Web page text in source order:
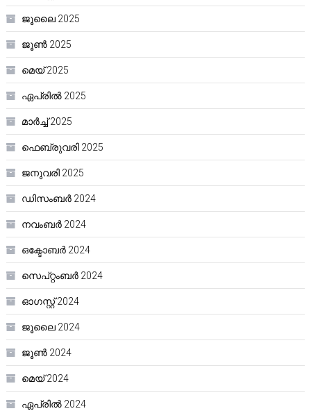
ജൂലൈ 2025
ജൂൺ 2025
മെയ്‌ 2025
ഏപ്രിൽ 2025
മാർച്ച്‌ 2025
ഫെബ്രുവരി 2025
ജനുവരി 2025
ഡിസംബർ 2024
നവംബർ 2024
ഒക്ടോബർ 2024
സെപ്റ്റംബർ 2024
ഓഗസ്റ്റ്‌ 2024
ജൂലൈ 2024
ജൂൺ 2024
മെയ്‌ 2024
ഏപ്രിൽ 2024